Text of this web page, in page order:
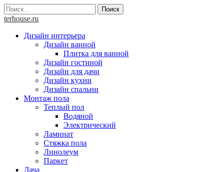
Skip
to
Найти:
terhouse.ru
Дизайн интерьера
Дизайн ванной
Плитка для ванной
Дизайн гостиной
Дизайн для дачи
Дизайн кухни
Дизайн спальни
Монтаж пола
Теплый пол
Водяной
Электрический
Ламинат
Стяжка пола
Линолеум
Паркет
Дача